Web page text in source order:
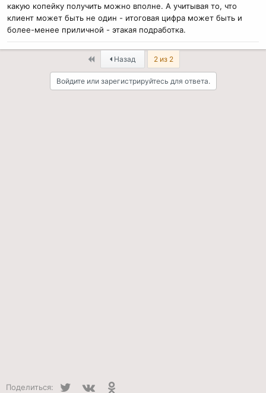
какую копейку получить можно вполне. А учитывая то, что
клиент может быть не один - итоговая цифра может быть и
более-менее приличной - этакая подработка.
First Назад 2 из 2
Войдите или зарегистрируйтесь для ответа.
Поделиться: Twitter